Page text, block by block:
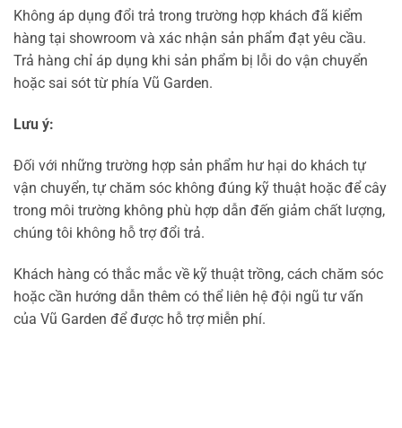
Không áp dụng đổi trả trong trường hợp khách đã kiểm
hàng tại showroom và xác nhận sản phẩm đạt yêu cầu.
Trả hàng chỉ áp dụng khi sản phẩm bị lỗi do vận chuyển
hoặc sai sót từ phía Vũ Garden.
Lưu ý:
Đối với những trường hợp sản phẩm hư hại do khách tự
vận chuyển, tự chăm sóc không đúng kỹ thuật hoặc để cây
trong môi trường không phù hợp dẫn đến giảm chất lượng,
chúng tôi không hỗ trợ đổi trả.
Khách hàng có thắc mắc về kỹ thuật trồng, cách chăm sóc
hoặc cần hướng dẫn thêm có thể liên hệ đội ngũ tư vấn
của Vũ Garden để được hỗ trợ miễn phí.